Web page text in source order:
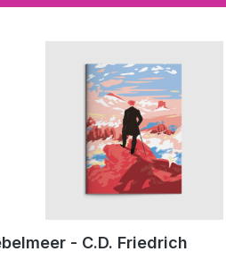
- C.D. Friedrich